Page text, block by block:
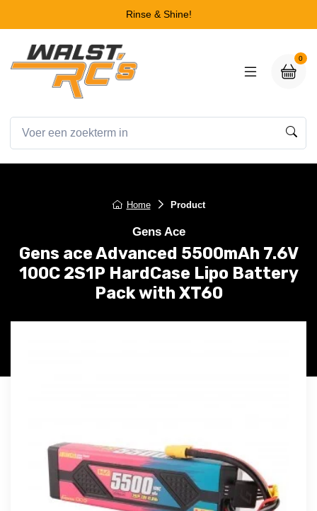
Rinse & Shine!
0
Home Product
Gens Ace
Gens ace Advanced 5500mAh 7.6V
100C 2S1P HardCase Lipo Battery
Pack with XT60